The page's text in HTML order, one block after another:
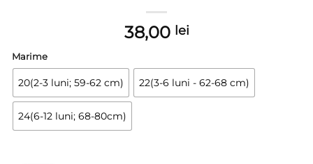
38,00 lei
Marime
20(2-3 luni; 59-62 cm) 22(3-6 luni - 62-68 cm)
24(6-12 luni; 68-80cm)